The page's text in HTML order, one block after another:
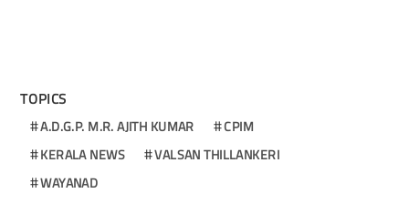
TOPICS
A.D.G.P. M.R. AJITH KUMAR
CPIM
KERALA NEWS
VALSAN THILLANKERI
WAYANAD